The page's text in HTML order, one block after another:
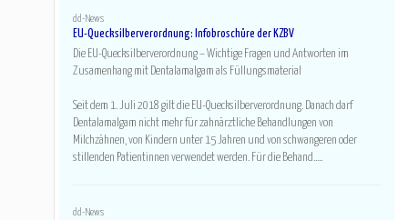
dd-News
EU-Quecksilberverordnung: Infobroschüre der KZBV
Die EU-Quecksilberverordnung – Wichtige Fragen und Antworten im
Zusamenhang mit Dentalamalgam als Füllungsmaterial
Seit dem 1. Juli 2018 gilt die EU-Quecksilberverordnung. Danach darf
Dentalamalgam nicht mehr für zahnärztliche Behandlungen von
Milchzähnen, von Kindern unter 15 Jahren und von schwangeren oder
stillenden Patientinnen verwendet werden. Für die Behand.....
dd-News